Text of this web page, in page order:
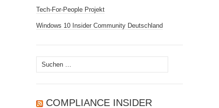
Tech-For-People Projekt
Windows 10 Insider Community Deutschland
Suchen
nach:
COMPLIANCE INSIDER